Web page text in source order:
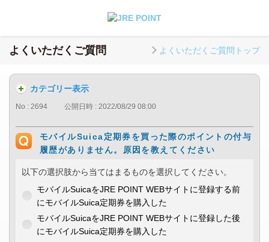
よくいただくご質問 よくいただくご質問トップ
カテゴリー表示
No : 2694 公開日時 : 2022/08/29 08:00
モバイルSuica定期券を買った際のポイントの付与
履歴がありません。原因を教えてください
以下の選択肢から当てはまるものを選択してください。
モバイルSuicaをJRE POINT WEBサイトに登録する前
にモバイルSuica定期券を購入した
モバイルSuicaをJRE POINT WEBサイトに登録した後
にモバイルSuica定期券を購入した